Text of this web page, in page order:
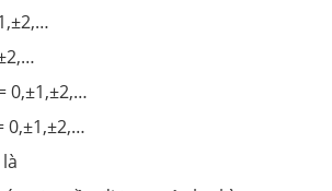
0,±1,±2,…
0,±1,±2,…